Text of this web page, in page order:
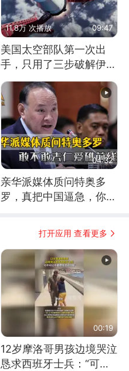
11.8万 次播放 09:47
美国太空部队第一次出
手，只用了三步破解伊朗
防空
04:32
亲华派媒体质问特奥多
罗，真把中国逼急，你敢
打开应用 查看更多
00:19
12岁摩洛哥男孩边境哭泣
恳求西班牙士兵：“可不